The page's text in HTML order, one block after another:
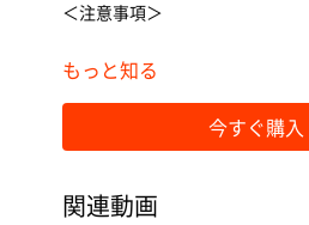
＜注意事項＞
・必ず下記の「視聴推奨環境」
・視聴・閲覧に関する通信費用
もっと知る
今すぐ購入
関連動画